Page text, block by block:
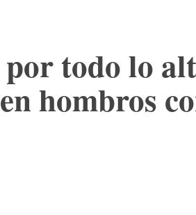
todo lo
hombros